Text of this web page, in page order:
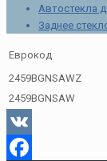
Автостекла
Заднее
Еврокод
2459BGNSAWZ
2459BGNSAW
VK